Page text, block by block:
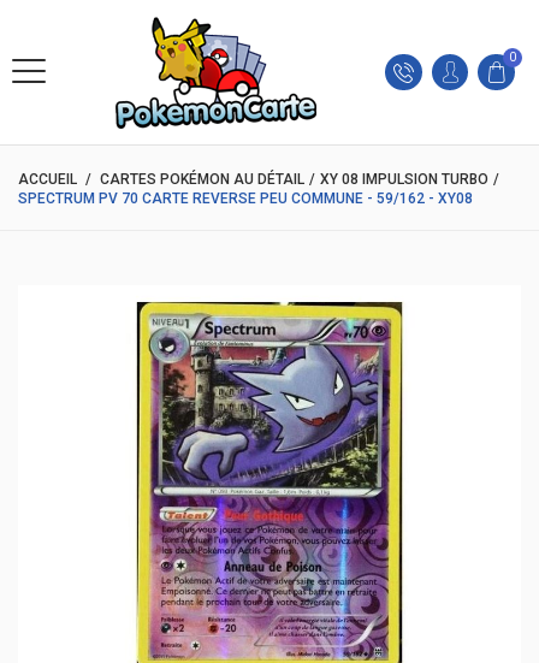
0
ACCUEIL / CARTES POKÉMON AU DÉTAIL / XY 08 IMPULSION TURBO /
SPECTRUM PV 70 CARTE REVERSE PEU COMMUNE - 59/162 - XY08